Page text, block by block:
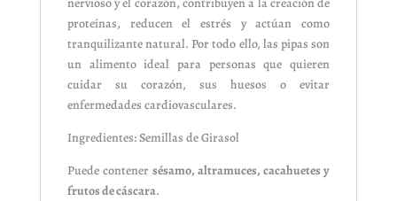
nervioso y el corazón, contribuyen a la creación de
proteínas, reducen el estrés y actúan como
tranquilizante natural. Por todo ello, las pipas son
un alimento ideal para personas que quieren
cuidar su corazón, sus huesos o evitar
enfermedades cardiovasculares.
Ingredientes: Semillas de Girasol
Puede contener sésamo, altramuces, cacahuetes y
frutos de cáscara.